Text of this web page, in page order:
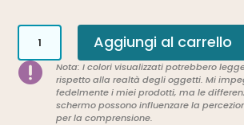
Orecchini
Foglia
quantità
Aggiungi al carrello

Nota: I colori visualizzati potrebbero
rispetto alla realtà degli oggetti. Mi
fedelmente i miei prodotti, ma le
schermo possono influenzare la
per la comprensione.